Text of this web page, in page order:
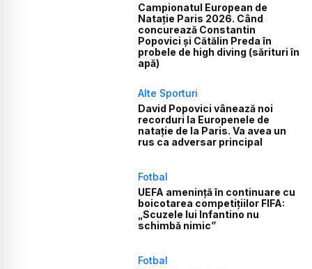
Campionatul European de
Natație Paris 2026. Când
concurează Constantin
Popovici și Cătălin Preda în
probele de high diving (sărituri în
apă)
Alte Sporturi
David Popovici vânează noi
recorduri la Europenele de
natație de la Paris. Va avea un
rus ca adversar principal
Fotbal
UEFA amenință în continuare cu
boicotarea competițiilor FIFA:
„Scuzele lui Infantino nu
schimbă nimic”
Fotbal